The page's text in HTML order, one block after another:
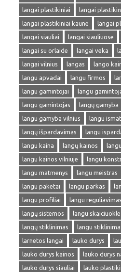
langai plastikiniai
langai
langai plastikiniai kaune
langai
langai siauliai
langai siauliuose
langai su orlaide
langai veka
langai vilnius
langas lango
langu apvadai
langu firmos
langu gamintojai
langu
langu gamintojas
langų gamyba
langu gamyba vilnius
langu
langų išpardavimas
langu
langu kaina
langų kainos
langu kainos vilniuje
langu
langu matmenys
langu meistras
langu paketai
langu parkas
langu profiliai
langu reguliavimas
langų sistemos
langu skaiciuokle
langų stiklinimas
langu
larnetos langai
lauko durys
lauko durys kainos
lauko durys
lauko durys siauliai
lauko